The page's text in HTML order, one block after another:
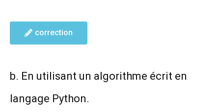
correction
b. En utilisant un algorithme écrit en
langage Python.